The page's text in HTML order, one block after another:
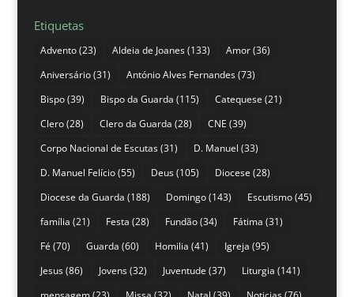
Etiquetas
Advento(23) Aldeia de Joanes(133) Amor(36)
Aniversário(31) António Alves Fernandes(73)
Bispo(39) Bispo da Guarda (115) Catequese (21)
Clero(28) Clero da Guarda (28) CNE (39)
Corpo Nacional de Escutas(31) D. Manuel (33)
D. Manuel Felício(55) Deus(105) Diocese (28)
Diocese da Guarda (188) Domingo(143) Escutismo(45)
família (21) Festa (28) Fundão(34) Fátima (31)
Fé (70) Guarda (60) Homilia (41) Igreja (95)
Jesus(86) Jovens(32) Juventude (37) Liturgia (141)